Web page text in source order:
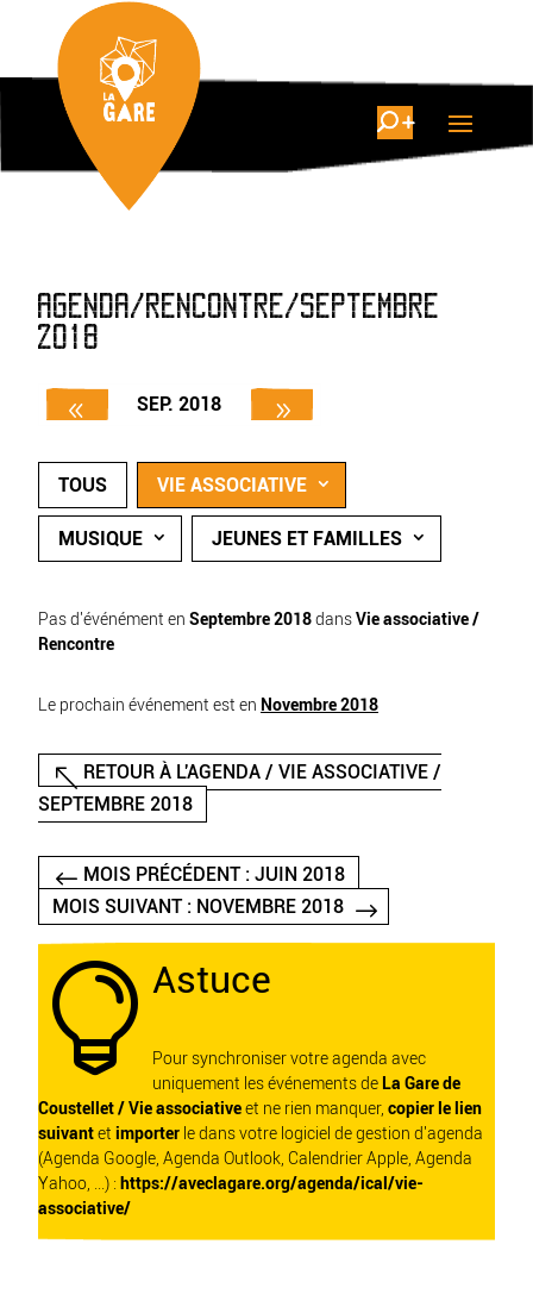
AGENDA/RENCONTRE/SEPTEMBRE
2018
SEP. 2018
TOUS VIE ASSOCIATIVE
MUSIQUE JEUNES ET FAMILLES
Pas d'événément en Septembre 2018dansVie associative /
Rencontre
Le prochain événement est en Novembre 2018
RETOUR À L'AGENDA / VIE ASSOCIATIVE /
SEPTEMBRE 2018
MOIS PRÉCÉDENT : JUIN 2018
MOIS SUIVANT : NOVEMBRE 2018
 Astuce
Pour synchroniser votre agenda avec
uniquement les événements de La Gare de
Coustellet / Vie associativeet ne rien manquer, copier le lien
suivantet importer le dans votre logiciel de gestion d'agenda
(Agenda Google, Agenda Outlook, Calendrier Apple, Agenda
Yahoo, ...) : https://aveclagare.org/agenda/ical/vie-
associative/